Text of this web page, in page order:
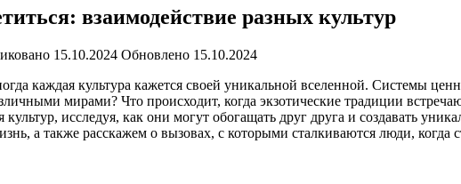
взаимодействие разных культур
15.10.2024 Обновлено 15.10.2024
каждая культура кажется своей уникальной вселенной. Системы
мирами? Что происходит, когда экзотические традиции
исследуя, как они могут обогащать друг друга и создавать
а также расскажем о вызовах, с которыми сталкиваются люди, когда